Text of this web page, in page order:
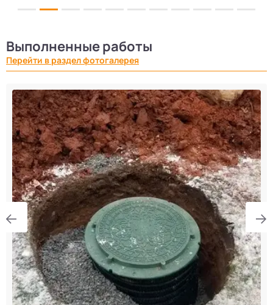
Выполненные работы
Перейти в раздел фотогалерея